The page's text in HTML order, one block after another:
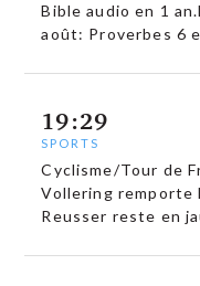
Bible audio en 1
août: Proverbes 6
19:29
SPORTS
Cyclisme/Tour de
Vollering remporte
Reusser reste en